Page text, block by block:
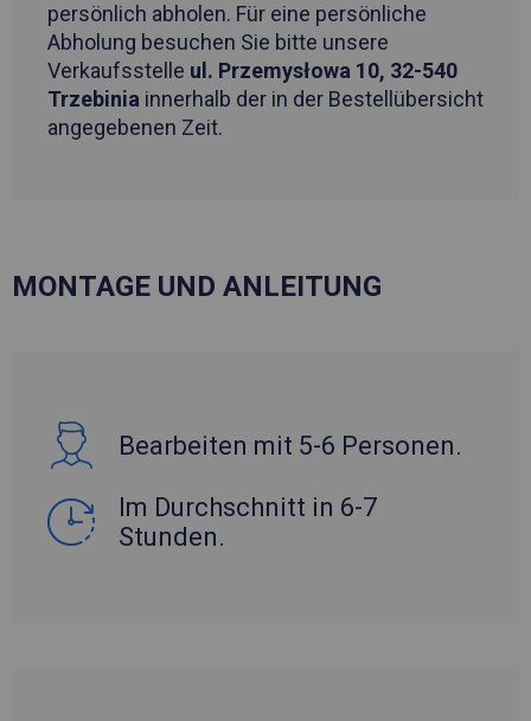
persönlich abholen. Für eine persönliche
Abholung besuchen Sie bitte unsere
Verkaufsstelle ul. Przemysłowa 10, 32-540
Trzebinia innerhalb der in der Bestellübersicht
angegebenen Zeit.
MONTAGE UND ANLEITUNG
Bearbeiten mit 5-6 Personen.
Im Durchschnitt in 6-7
Stunden.